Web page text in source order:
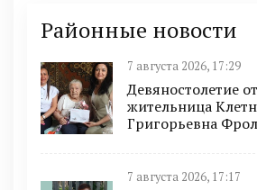
Районные новости
7 августа 2026, 17:29
Девяностолетие
жительница
Григорьевна
7 августа 2026, 17:17